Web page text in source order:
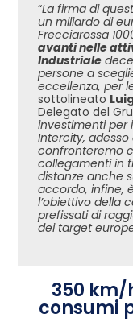
“La firma di questo importante accordo, per oltre
un miliardo di
Frecciarossa
avanti nelle
Industriale
persone a
eccellenza, per
sottolineato
Delegato del
investimenti per
Intercity,
confronteremo
collegamenti in
distanze anche
accordo, infine,
l’obiettivo della
prefissati di
dei target
350 km/
consumi